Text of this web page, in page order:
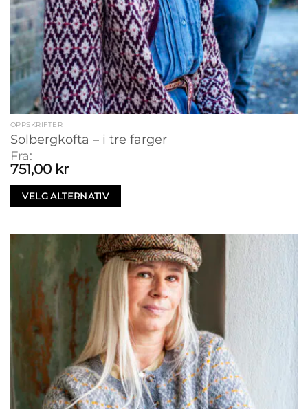
OPPSKRIFTER
Solbergkofta – i tre farger
Fra:
751,00 kr
VELG ALTERNATIV